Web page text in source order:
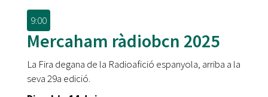
9:00
Mercaham ràdiobcn 2025
La Fira degana de la Radioafició espanyola, arriba a la
seva 29a edició.